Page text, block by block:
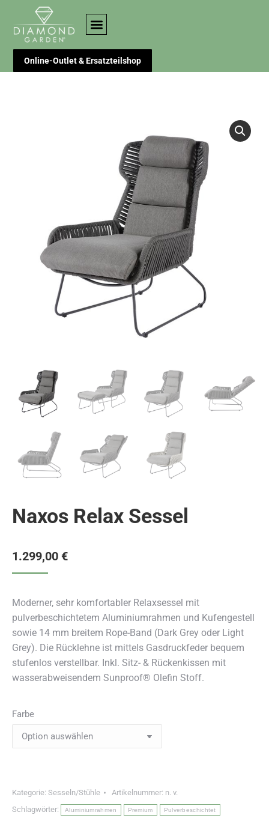
Online-Outlet & Ersatzteilshop
Naxos Relax Sessel
1.299,00 €
Moderner, sehr komfortabler Relaxsessel mit
pulverbeschichtetem Aluminiumrahmen und Kufengestell
sowie 14 mm breitem Rope-Band (Dark Grey oder Light
Grey). Die Rücklehne ist mittels Gasdruckfeder bequem
stufenlos verstellbar. Inkl. Sitz- & Rückenkissen mit
wasserabweisendem Sunproof® Olefin Stoff.
Farbe
Kategorie: Sesseln/Stühle Artikelnummer: n. v.
Schlagwörter:
Aluminiumrahmen Premium Pulverbeschichtet